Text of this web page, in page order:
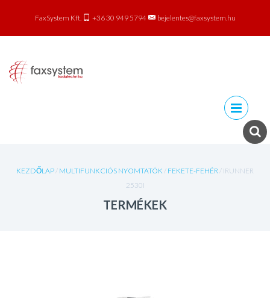
FaxSystem Kft. +36 30 949 5794 bejelentes@faxsystem.hu
Skip to
content
KEZDŐLAP/ MULTIFUNKCIÓS NYOMTATÓK/ FEKETE-FEHÉR/ IRUNNER
2530I
TERMÉKEK